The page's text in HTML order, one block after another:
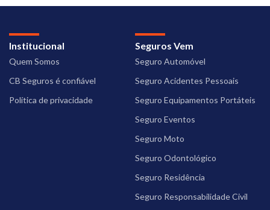
Institucional
Quem Somos
CB Seguros é confiável
Política de privacidade
Seguros Vem
Seguro Automóvel
Seguro Acidentes Pessoais
Seguro Equipamentos Portáteis
Seguro Eventos
Seguro Moto
Seguro Odontológico
Seguro Residência
Seguro Responsabilidade Civil